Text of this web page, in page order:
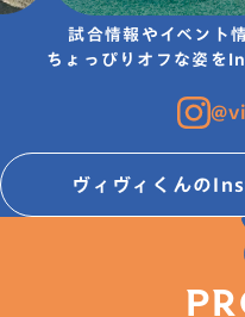
試合情報やイベント
ちょっぴりオフな姿を
ヴィヴィくんの